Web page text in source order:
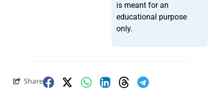
is meant for an
educational purpose
only.
Share